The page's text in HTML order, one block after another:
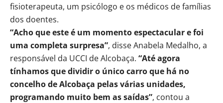
fisioterapeuta, um psicólogo e os médicos de famílias
dos doentes.
“Acho que este é um momento espectacular e foi
uma completa surpresa”, disse Anabela Medalho, a
responsável da UCCI de Alcobaça. “Até agora
tínhamos que dividir o único carro que há no
concelho de Alcobaça pelas várias unidades,
programando muito bem as saídas”, contou a